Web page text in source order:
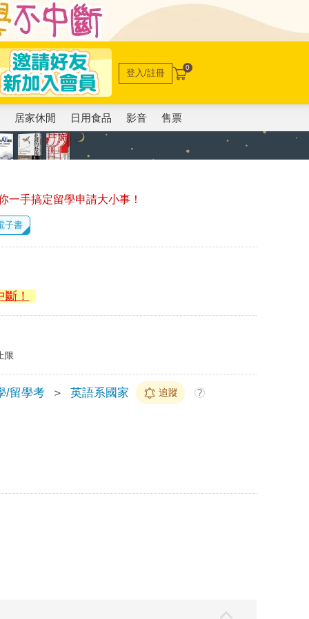
登入/註冊 0
居家休閒 日用食品 影音 售票
一手搞定留學申請大小事！
子書
！
限
/留學考 ＞ 英語系國家 追蹤 ?